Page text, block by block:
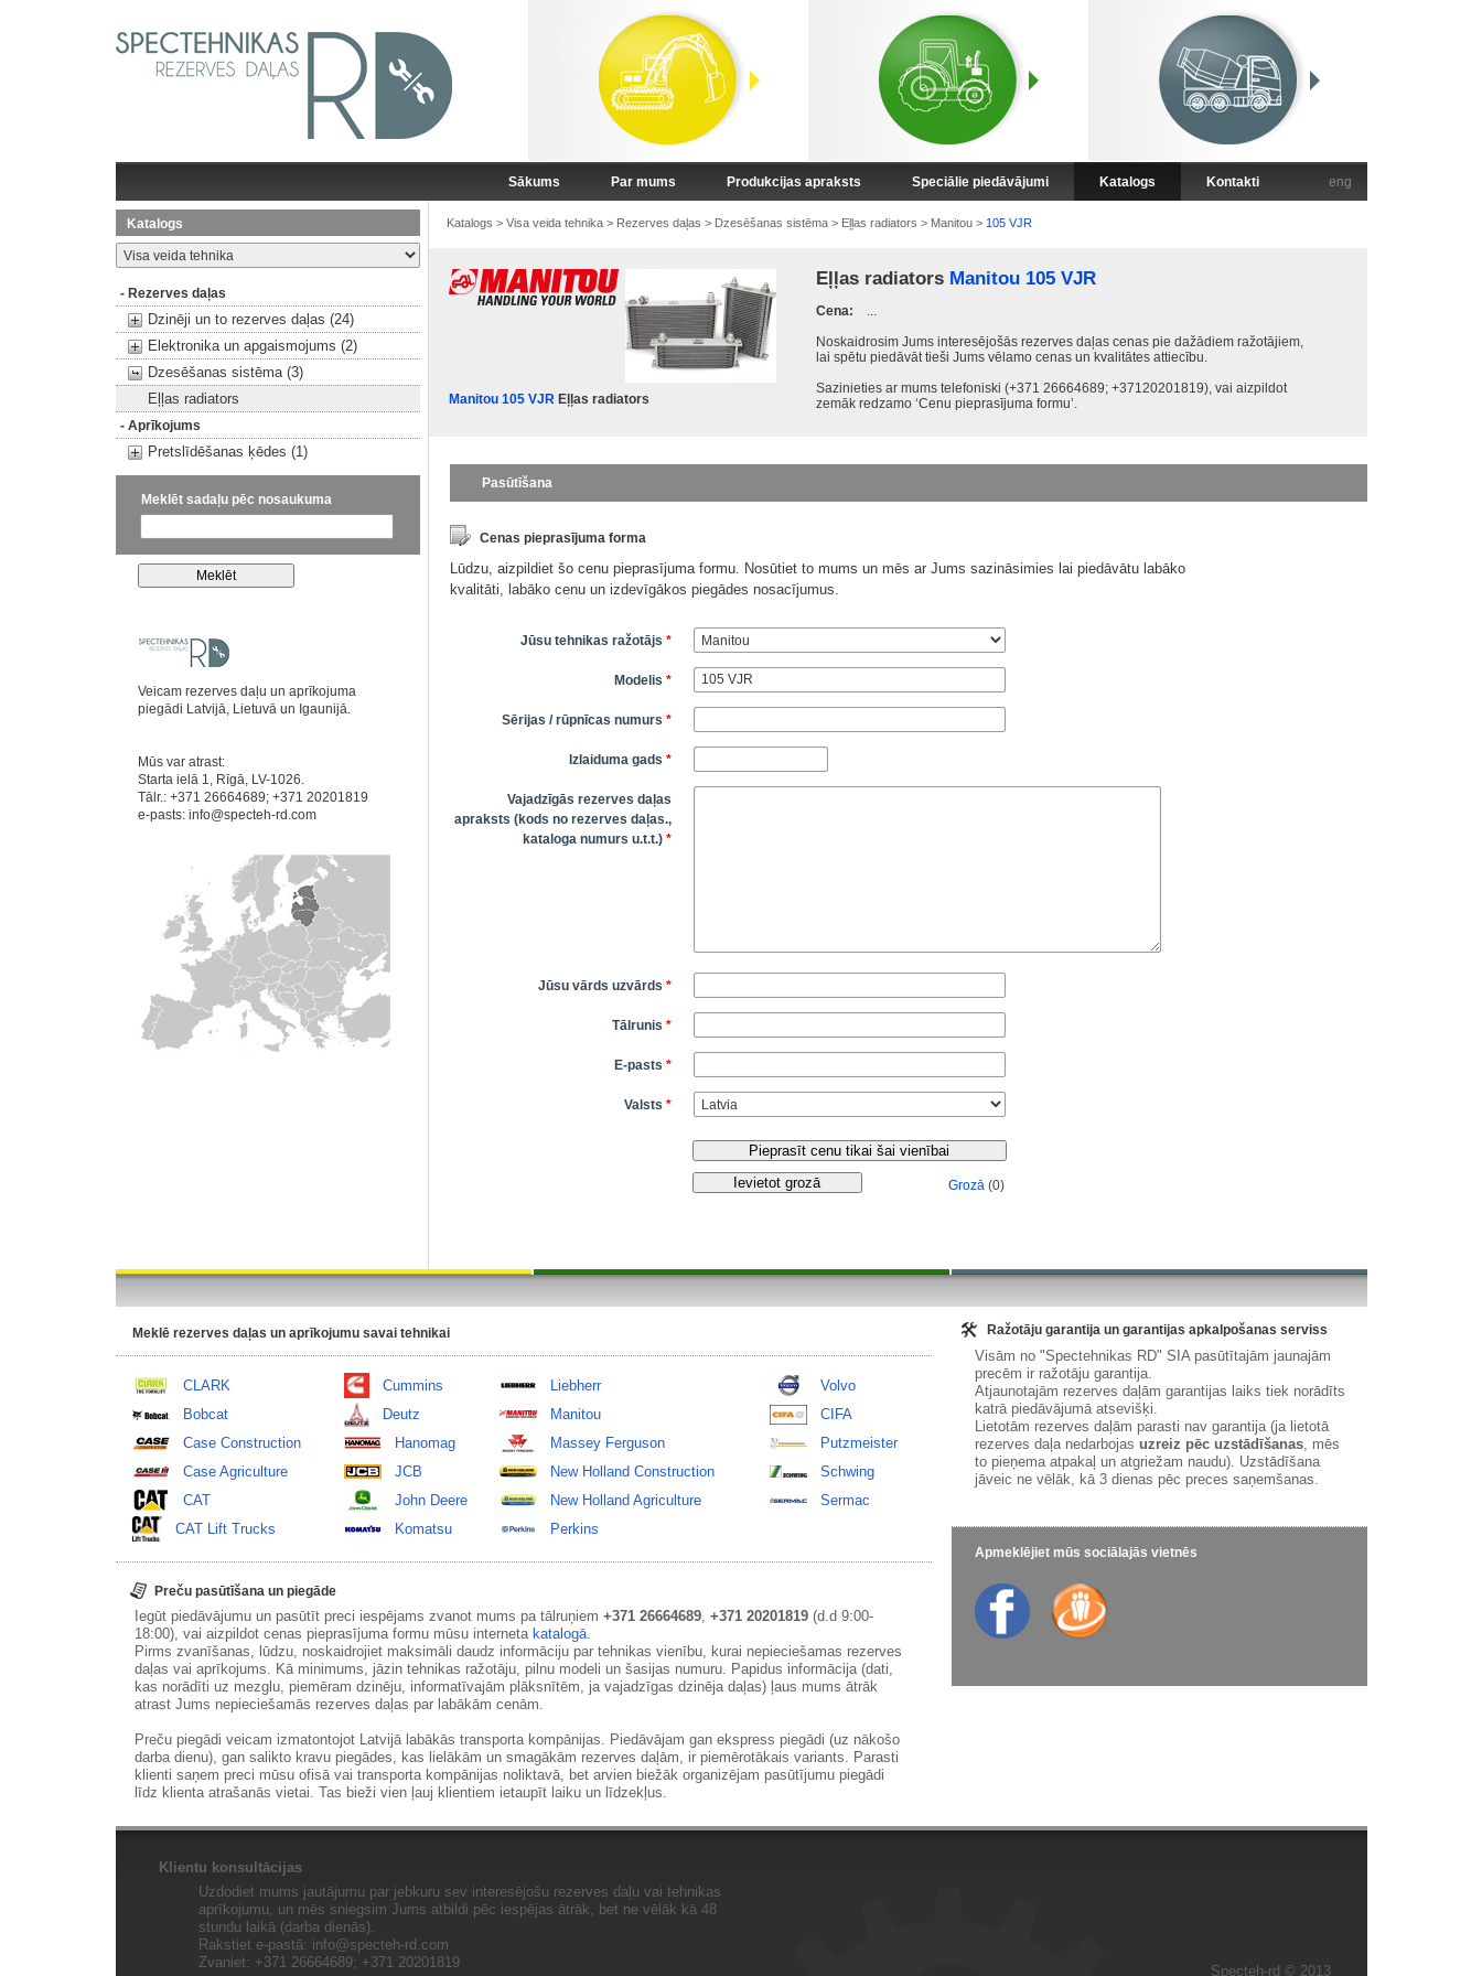
Sākums Par mums Produkcijas apraksts Speciālie piedāvājumi Katalogs Kontakti eng
Katalogs
- Rezerves daļas
Dzinēji un to rezerves daļas (24)
Elektronika un apgaismojums (2)
Dzesēšanas sistēma (3)
Eļļas radiators
- Aprīkojums
Pretslīdēšanas ķēdes (1)
Meklēt sadaļu pēc nosaukuma
Veicam rezerves daļu un aprīkojuma
piegādi Latvijā, Lietuvā un Igaunijā.
Mūs var atrast:
Starta ielā 1, Rīgā, LV-1026.
Tālr.: +371 26664689; +371 20201819
e-pasts: info@specteh-rd.com
Katalogs > Visa veida tehnika> Rezerves daļas > Dzesēšanas sistēma> Eļļas radiators > Manitou> 105 VJR
Manitou 105 VJREļļas radiators
Eļļas radiators Manitou 105 VJR
Cena: ...
Noskaidrosim Jums interesējošās rezerves daļas cenas pie dažādiem ražotājiem,
lai spētu piedāvāt tieši Jums vēlamo cenas un kvalitātes attiecību.
Sazinieties ar mums telefoniski (+371 26664689; +37120201819), vai aizpildot
zemāk redzamo ‘Cenu pieprasījuma formu’.
Pasūtīšana
Cenas pieprasījuma forma
Lūdzu, aizpildiet šo cenu pieprasījuma formu. Nosūtiet to mums un mēs ar Jums sazināsimies lai piedāvātu labāko
kvalitāti, labāko cenu un izdevīgākos piegādes nosacījumus.
Jūsu tehnikas ražotājs *
Modelis *
Sērijas / rūpnīcas numurs *
Izlaiduma gads *
Vajadzīgās rezerves daļas
apraksts (kods no rezerves daļas.,
kataloga numurs u.t.t.) *
Jūsu vārds uzvārds *
Tālrunis *
E-pasts *
Valsts *
Grozā(0)
Meklē rezerves daļas un aprīkojumu savai tehnikai
CLARK
Bobcat
Case Construction
Case Agriculture
CAT
CAT Lift Trucks
Cummins
Deutz
Hanomag
JCB
John Deere
Komatsu
Liebherr
Manitou
Massey Ferguson
New Holland Construction
New Holland Agriculture
Perkins
Volvo
CIFA
Putzmeister
Schwing
Sermac
Preču pasūtīšana un piegāde
Iegūt piedāvājumu un pasūtīt preci iespējams zvanot mums pa tālruņiem +371 26664689, +371 20201819(d.d 9:00-
18:00), vai aizpildot cenas pieprasījuma formu mūsu interneta katalogā.
Pirms zvanīšanas, lūdzu, noskaidrojiet maksimāli daudz informāciju par tehnikas vienību, kurai nepieciešamas rezerves
daļas vai aprīkojums. Kā minimums, jāzin tehnikas ražotāju, pilnu modeli un šasijas numuru. Papidus informācija (dati,
kas norādīti uz mezglu, piemēram dzinēju, informatīvajām plāksnītēm, ja vajadzīgas dzinēja daļas) ļaus mums ātrāk
atrast Jums nepieciešamās rezerves daļas par labākām cenām.
Preču piegādi veicam izmatontojot Latvijā labākās transporta kompānijas. Piedāvājam gan ekspress piegādi (uz nākošo
darba dienu), gan salikto kravu piegādes, kas lielākām un smagākām rezerves daļām, ir piemērotākais variants. Parasti
klienti saņem preci mūsu ofisā vai transporta kompānijas noliktavā, bet arvien biežāk organizējam pasūtījumu piegādi
līdz klienta atrašanās vietai. Tas bieži vien ļauj klientiem ietaupīt laiku un līdzekļus.
Ražotāju garantija un garantijas apkalpošanas serviss
Visām no "Spectehnikas RD" SIA pasūtītajām jaunajām
precēm ir ražotāju garantija.
Atjaunotajām rezerves daļām garantijas laiks tiek norādīts
katrā piedāvājumā atsevišķi.
Lietotām rezerves daļām parasti nav garantija (ja lietotā
rezerves daļa nedarbojas uzreiz pēc uzstādīšanas, mēs
to pieņema atpakaļ un atgriežam naudu). Uzstādīšana
jāveic ne vēlāk, kā 3 dienas pēc preces saņemšanas.
Apmeklējiet mūs sociālajās vietnēs
Klientu konsultācijas
Uzdodiet mums jautājumu par jebkuru sev interesējošu rezerves daļu vai tehnikas
aprīkojumu, un mēs sniegsim Jums atbildi pēc iespējas ātrāk, bet ne vēlāk kā 48
stundu laikā (darba dienās).
Rakstiet e-pastā: info@specteh-rd.com
Zvaniet: +371 26664689; +371 20201819
Specteh-rd © 2013